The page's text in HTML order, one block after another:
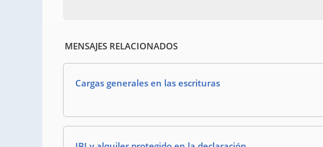
MENSAJES RELACIONADOS
Cargas generales en las escrituras